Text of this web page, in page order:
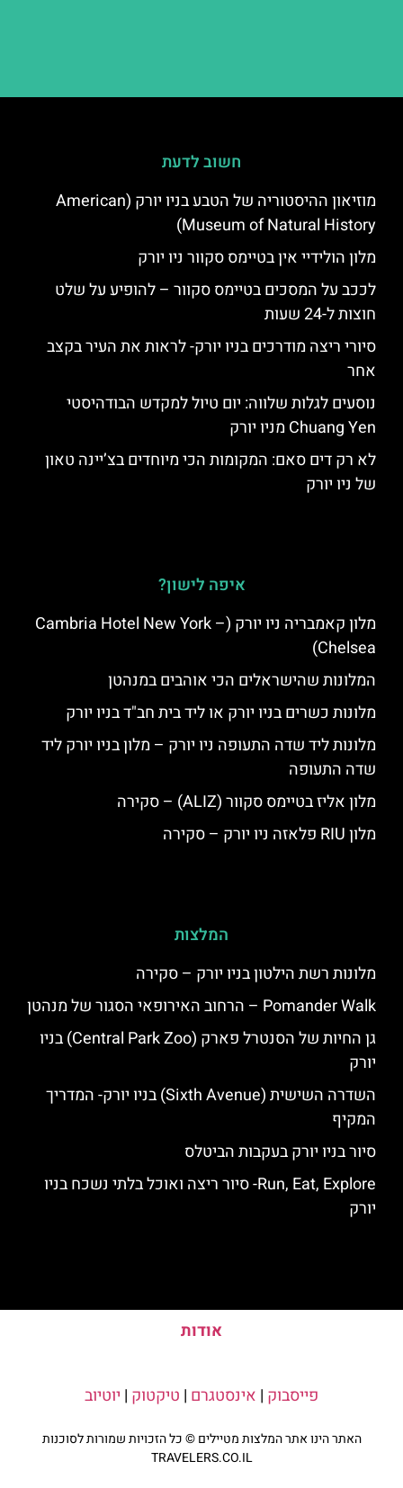
חשוב לדעת
מוזיאון ההיסטוריה של הטבע בניו יורק (American
Museum of Natural History)
מלון הולידיי אין בטיימס סקוור ניו יורק
לככב על המסכים בטיימס סקוור – להופיע על שלט
חוצות ל-24 שעות
סיורי ריצה מודרכים בניו יורק- לראות את העיר בקצב
אחר
נוסעים לגלות שלווה: יום טיול למקדש הבודהיסטי
Chuang Yen מניו יורק
לא רק דים סאם: המקומות הכי מיוחדים בצ’יינה טאון
של ניו יורק
איפה לישון?
מלון קאמבריה ניו יורק (Cambria Hotel New York –
Chelsea)
המלונות שהישראלים הכי אוהבים במנהטן
מלונות כשרים בניו יורק או ליד בית חב"ד בניו יורק
מלונות ליד שדה התעופה ניו יורק – מלון בניו יורק ליד
שדה התעופה
מלון אליז בטיימס סקוור (ALIZ) – סקירה
מלון RIU פלאזה ניו יורק – סקירה
המלצות
מלונות רשת הילטון בניו יורק – סקירה
Pomander Walk – הרחוב האירופאי הסגור של מנהטן
גן החיות של הסנטרל פארק (Central Park Zoo) בניו
יורק
השדרה השישית (Sixth Avenue) בניו יורק- המדריך
המקיף
סיור בניו יורק בעקבות הביטלס
Run, Eat, Explore- סיור ריצה ואוכל בלתי נשכח בניו
יורק
אודות
פייסבוק | אינסטגרם | טיקטוק | יוטיוב
האתר הינו אתר המלצות מטיילים © כל הזכויות שמורות לסוכנות
TRAVELERS.CO.IL